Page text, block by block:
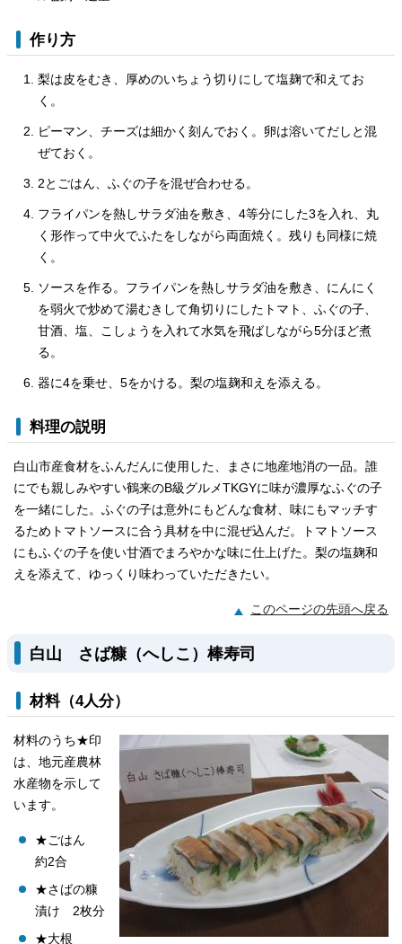
作り方
梨は皮をむき、厚めのいちょう切りにして塩麹で和えてお
く。
ピーマン、チーズは細かく刻んでおく。卵は溶いてだしと混
ぜておく。
2とごはん、ふぐの子を混ぜ合わせる。
フライパンを熱しサラダ油を敷き、4等分にした3を入れ、丸
く形作って中火でふたをしながら両面焼く。残りも同様に焼
く。
ソースを作る。フライパンを熱しサラダ油を敷き、にんにく
を弱火で炒めて湯むきして角切りにしたトマト、ふぐの子、
甘酒、塩、こしょうを入れて水気を飛ばしながら5分ほど煮
る。
器に4を乗せ、5をかける。梨の塩麹和えを添える。
料理の説明
白山市産食材をふんだんに使用した、まさに地産地消の一品。誰
にでも親しみやすい鶴来のB級グルメTKGYに味が濃厚なふぐの子
を一緒にした。ふぐの子は意外にもどんな食材、味にもマッチす
るためトマトソースに合う具材を中に混ぜ込んだ。トマトソース
にもふぐの子を使い甘酒でまろやかな味に仕上げた。梨の塩麹和
えを添えて、ゆっくり味わっていただきたい。
このページの先頭へ戻る
白山 さば糠（へしこ）棒寿司
材料（4人分）
材料のうち★印
は、地元産農林
水産物を示して
います。
★ごはん
約2合
★さばの糠
漬け 2枚分
★大根